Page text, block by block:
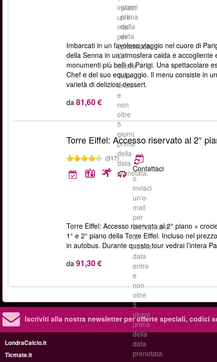
giorni
prima
della
data
prenotata.
inviaci
un'e-
mail
per
comunicarci
la
nuova
data
entro
e
non
oltre
5
giorni
prima
della
data
prenotata.
Imbarcati in un favoloso viaggio nel cuore di
della Senna in un'atmosfera calda e
monumenti più belli di Parigi. Una spettacolare
Chef e del suo equipaggio. Il menu consiste in
varietà di deliziosi dessert.
da 81,60 €
Torre Eiffel: Accesso riservato al 2°
(317)
Contattaci
o
inviaci
un'e-
mail
per
comunicarci
la
nuova
data
entro
e
non
oltre
5
giorni
prima
della
data
prenotata.
Torre Eiffel: Accesso riservato al 2° piano +
1° e 2° piano della Torre Eiffel. Incluso nel
in autobus. Durante questo tour vedrai l’intera
da 91,30 €
Iscriviti alla nostra newsletter per offerte speciali, codici
LondraCalcio.it
Ticmate.it